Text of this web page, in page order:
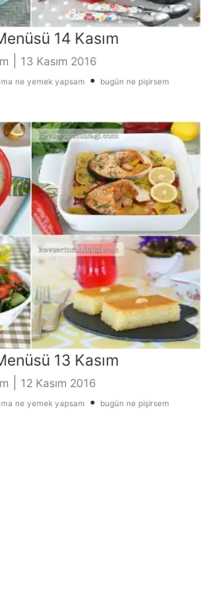
14 Kasım
13 Kasım 2016
ne yemek yapsam • bugün ne pişirsem
13 Kasım
12 Kasım 2016
ne yemek yapsam • bugün ne pişirsem